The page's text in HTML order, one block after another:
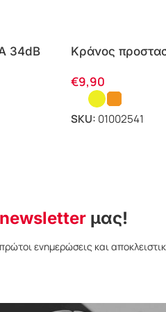
34dB
Κράνος
€9,90
SKU: 01002541
newsletter μας!
ενημερώσεις και